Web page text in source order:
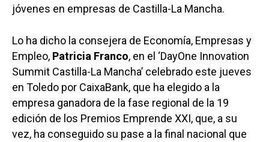
jóvenes en empresas de Castilla-La Mancha.
Lo ha dicho la consejera de Economía, Empresas y
Empleo, Patricia Franco, en el ‘DayOne Innovation
Summit Castilla-La Mancha’ celebrado este jueves
en Toledo por CaixaBank, que ha elegido a la
empresa ganadora de la fase regional de la 19
edición de los Premios Emprende XXI, que, a su
vez, ha conseguido su pase a la final nacional que